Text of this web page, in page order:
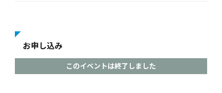
お申し込み
このイベントは終了しました